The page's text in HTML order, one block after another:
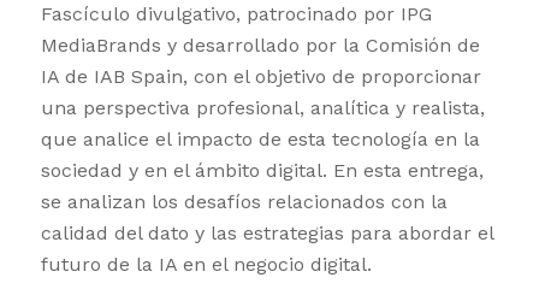
Fascículo divulgativo, patrocinado por IPG
MediaBrands y desarrollado por la Comisión de
IA de IAB Spain, con el objetivo de proporcionar
una perspectiva profesional, analítica y realista,
que analice el impacto de esta tecnología en la
sociedad y en el ámbito digital. En esta entrega,
se analizan los desafíos relacionados con la
calidad del dato y las estrategias para abordar el
futuro de la IA en el negocio digital.